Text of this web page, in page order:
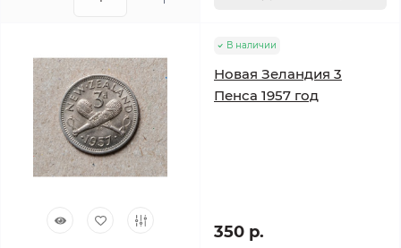
В наличии
Новая Зеландия 3
Пенса 1957 год
350 р.